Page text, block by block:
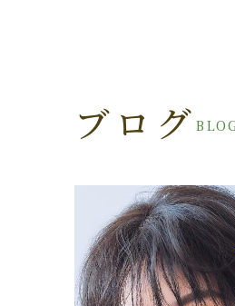
ブログ